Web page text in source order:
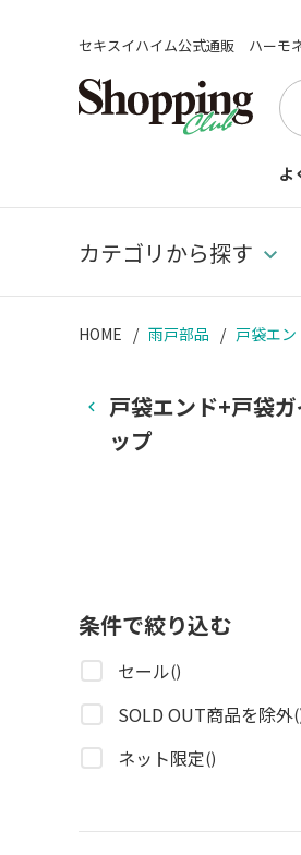
セキスイハイム公式通販 ハーモ
よ
カテゴリから探す
HOME 雨戸部品 戸袋エ
戸袋エンド+戸袋ガ
ップ
条件で絞り込む
セール()
SOLD OUT商品を除外
ネット限定()